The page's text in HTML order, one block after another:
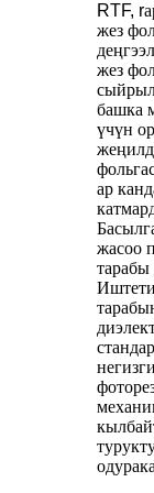
RTF, r
жез
жез
башка
үчүн
ар
жасоо
тарабы